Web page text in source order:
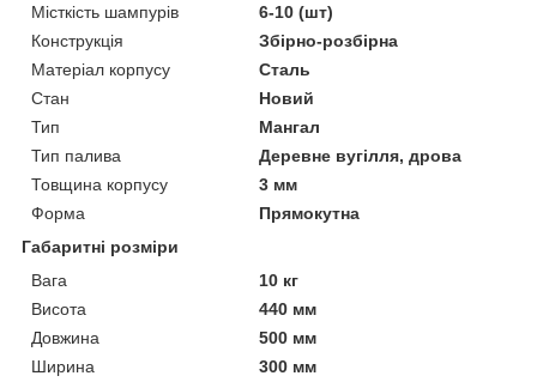
Місткість шампурів
6-10 (шт)
Конструкція
Збірно-розбірна
Матеріал корпусу
Сталь
Стан
Новий
Тип
Мангал
Тип палива
Деревне вугілля, дрова
Товщина корпусу
3 мм
Форма
Прямокутна
Габаритні розміри
Вага
10 кг
Висота
440 мм
Довжина
500 мм
Ширина
300 мм